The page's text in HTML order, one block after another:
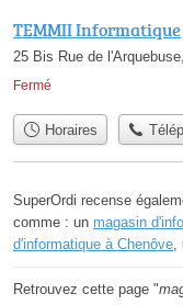
TEMMII Informatique
25 Bis Rue de
Fermé
Horaires
SuperOrdi recense
comme : un magasin
d'informatique à Chenôve
Retrouvez cette page "